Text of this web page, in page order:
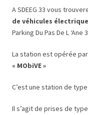
A SDEEG 33 vous
de véhicules
Parking Du Pas De L ‘Ane
La station est opérée par
« MObiVE »
C’est une station de
Il s’agit de prises de type